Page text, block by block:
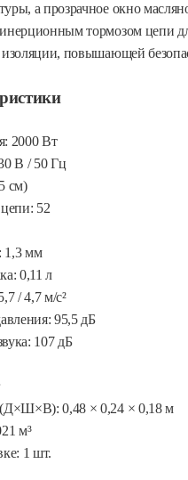
а прозрачное окно
тормозом цепи
повышающей
2000 Вт
В / 50 Гц
см)
52
1,3 мм
0,11 л
/ 4,7 м/с²
95,5 дБ
107 дБ
(Д×Ш×В): 0,48 × 0,24 × 0,18 м
м³
1 шт.